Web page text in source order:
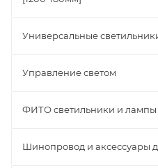
Универсальные
Управление светом
ФИТО светильники и лампы
Шинопровод и аксессуары